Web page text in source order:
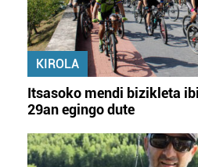
KIROLA
Itsasoko mendi bizikleta
29an egingo dute